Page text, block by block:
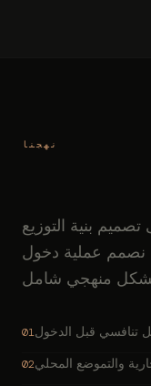
نهجنا
بنية التوزيع
نصمم عملية دخول
01تنافسي قبل الدخول
02والتموضع المحلي